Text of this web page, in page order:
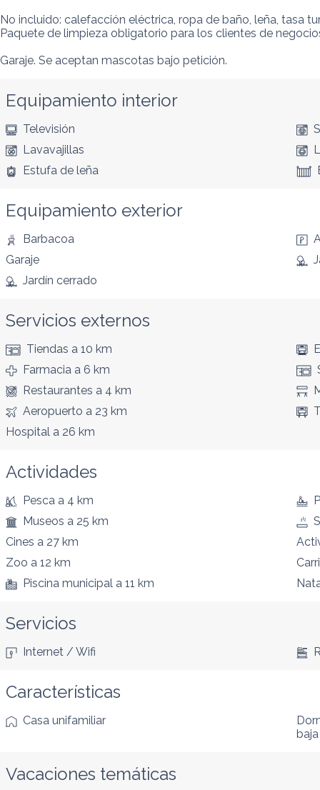
No incluido: calefacción eléctrica, ropa de baño, leña, tasa
Paquete de limpieza obligatorio para los clientes de
Garaje. Se aceptan mascotas bajo petición.
Equipamiento interior
Televisión
Lavavajillas
Estufa de leña
Equipamiento exterior
Barbacoa
Garaje
Jardín cerrado
Servicios externos
Tiendas a 10 km
Farmacia a 6 km
Restaurantes a 4 km
Aeropuerto a 23 km
Hospital a 26 km
Actividades
Pesca a 4 km
Museos a 25 km
Cines a 27 km
Zoo a 12 km
Piscina municipal a 11 km
Servicios
Internet / Wifi
Características
Casa unifamiliar
baja
Vacaciones temáticas